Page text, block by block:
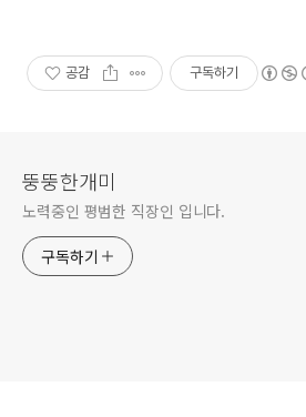
공감 구독하기
뚱뚱한개미
노력중인 평범한 직장인 입니다.
구독하기